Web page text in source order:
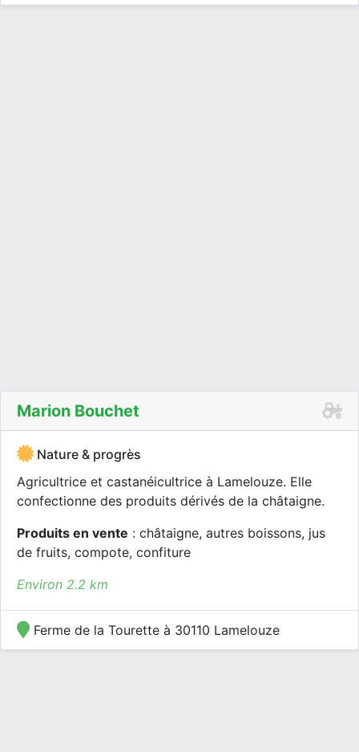
Marion Bouchet
Nature & progrès
Agricultrice et castanéicultrice à Lamelouze. Elle
confectionne des produits dérivés de la châtaigne.
Produits en vente : châtaigne, autres boissons, jus
de fruits, compote, confiture
Environ 2.2 km
Ferme de la Tourette à 30110 Lamelouze